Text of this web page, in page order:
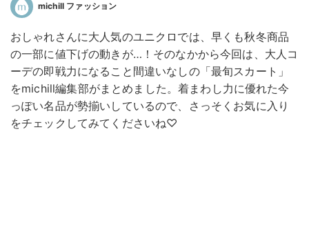
michill ファッション
おしゃれさんに大人気のユニクロでは、早くも秋冬商品
の一部に値下げの動きが…！そのなかから今回は、大人コ
ーデの即戦力になること間違いなしの「最旬スカート」
をmichill編集部がまとめました。着まわし力に優れた今
っぽい名品が勢揃いしているので、さっそくお気に入り
をチェックしてみてくださいね♡